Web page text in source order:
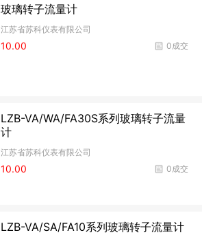
玻璃转子流量计
江苏省苏科仪表有限公司
0成交
10.00
LZB-VA/WA/FA30S系列玻璃转子流量
计
江苏省苏科仪表有限公司
0成交
10.00
LZB-VA/SA/FA10系列玻璃转子流量计